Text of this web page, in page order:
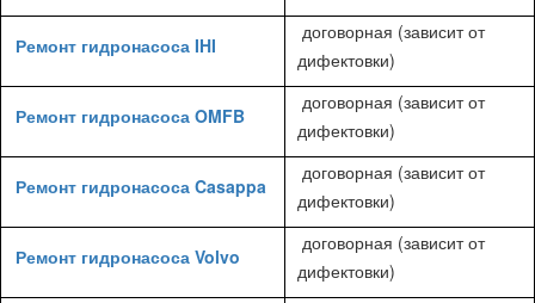
Ремонт гидронасоса IHI
договорная (зависит от
дифектовки)
Ремонт гидронасоса OMFB
договорная (зависит от
дифектовки)
Ремонт гидронасоса Casappa
договорная (зависит от
дифектовки)
Ремонт гидронасоса Volvo
договорная (зависит от
дифектовки)